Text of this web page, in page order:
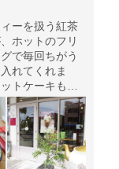
ーを扱う紅茶
ホットのフリ
で毎回ちがう
れてくれま
トケーキもオ